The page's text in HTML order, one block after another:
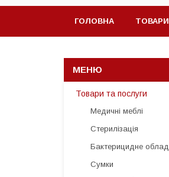
ГОЛОВНА
Товари та послуги
Медичні меблі
Стерилізація
Бактерицидне
Сумки